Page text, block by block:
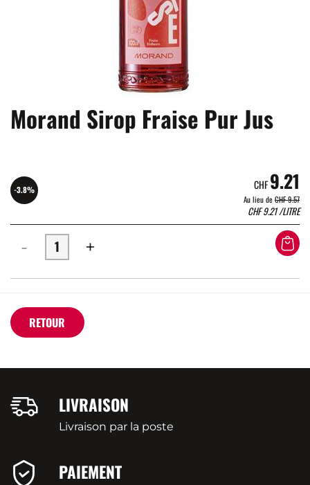
Morand Sirop Fraise Pur Jus
-3.8% CHF9.21
Au lieu deCHF 9.57
CHF9.21/LITRE
- +
RETOUR
LIVRAISON
Livraison par la poste
PAIEMENT